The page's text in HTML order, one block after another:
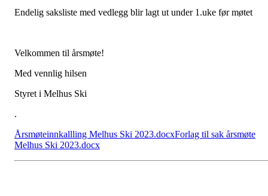
Endelig saksliste med vedlegg blir lagt ut under 1.uke før møtet
Velkommen til årsmøte!
Med vennlig hilsen
Styret i Melhus Ski
.
Årsmøteinnkallling Melhus Ski 2023.docxForlag til sak årsmøte
Melhus Ski 2023.docx